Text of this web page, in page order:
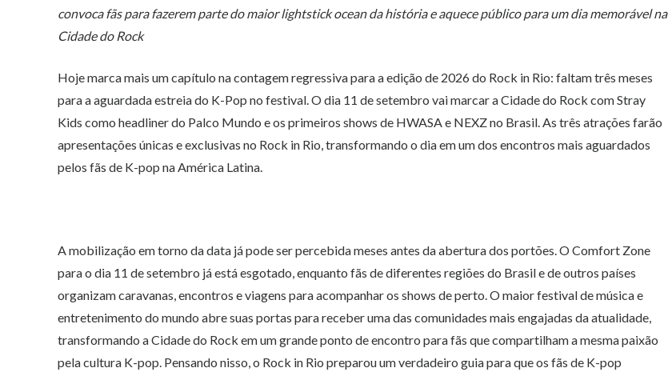
convoca fãs para fazerem parte do maior lightstick ocean da história e aquece público para um dia memorável na
Cidade do Rock
Hoje marca mais um capítulo na contagem regressiva para a edição de 2026 do Rock in Rio: faltam três meses
para a aguardada estreia do K-Pop no festival. O dia 11 de setembro vai marcar a Cidade do Rock com Stray
Kids como headliner do Palco Mundo e os primeiros shows de HWASA e NEXZ no Brasil. As três atrações farão
apresentações únicas e exclusivas no Rock in Rio, transformando o dia em um dos encontros mais aguardados
pelos fãs de K-pop na América Latina.
A mobilização em torno da data já pode ser percebida meses antes da abertura dos portões. O Comfort Zone
para o dia 11 de setembro já está esgotado, enquanto fãs de diferentes regiões do Brasil e de outros países
organizam caravanas, encontros e viagens para acompanhar os shows de perto. O maior festival de música e
entretenimento do mundo abre suas portas para receber uma das comunidades mais engajadas da atualidade,
transformando a Cidade do Rock em um grande ponto de encontro para fãs que compartilham a mesma paixão
pela cultura K-pop. Pensando nisso, o Rock in Rio preparou um verdadeiro guia para que os fãs de K-pop